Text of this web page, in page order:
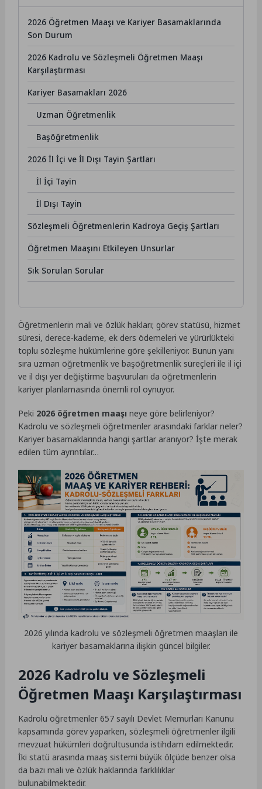
2026 Öğretmen Maaşı ve Kariyer Basamaklarında
Son Durum
2026 Kadrolu ve Sözleşmeli Öğretmen Maaşı
Karşılaştırması
Kariyer Basamakları 2026
Uzman Öğretmenlik
Başöğretmenlik
2026 İl İçi ve İl Dışı Tayin Şartları
İl İçi Tayin
İl Dışı Tayin
Sözleşmeli Öğretmenlerin Kadroya Geçiş Şartları
Öğretmen Maaşını Etkileyen Unsurlar
Sık Sorulan Sorular
Öğretmenlerin mali ve özlük hakları; görev statüsü, hizmet
süresi, derece-kademe, ek ders ödemeleri ve yürürlükteki
toplu sözleşme hükümlerine göre şekilleniyor. Bunun yanı
sıra uzman öğretmenlik ve başöğretmenlik süreçleri ile il içi
ve il dışı yer değiştirme başvuruları da öğretmenlerin
kariyer planlamasında önemli rol oynuyor.
Peki 2026 öğretmen maaşı neye göre belirleniyor?
Kadrolu ve sözleşmeli öğretmenler arasındaki farklar neler?
Kariyer basamaklarında hangi şartlar aranıyor? İşte merak
edilen tüm ayrıntılar…
2026 yılında kadrolu ve sözleşmeli öğretmen maaşları ile
kariyer basamaklarına ilişkin güncel bilgiler.
2026 Kadrolu ve Sözleşmeli
Öğretmen Maaşı Karşılaştırması
Kadrolu öğretmenler 657 sayılı Devlet Memurları Kanunu
kapsamında görev yaparken, sözleşmeli öğretmenler ilgili
mevzuat hükümleri doğrultusunda istihdam edilmektedir.
İki statü arasında maaş sistemi büyük ölçüde benzer olsa
da bazı mali ve özlük haklarında farklılıklar
bulunabilmektedir.